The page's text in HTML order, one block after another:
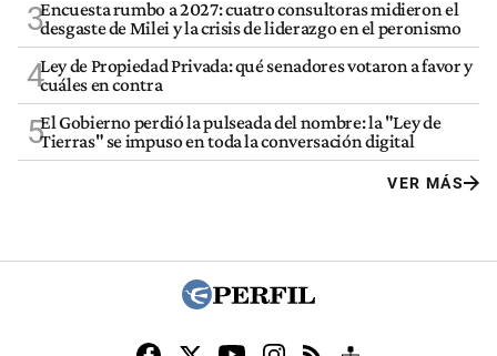
3Encuesta rumbo a 2027: cuatro consultoras midieron el
desgaste de Milei y la crisis de liderazgo en el peronismo
4Ley de Propiedad Privada: qué senadores votaron a favor y
cuáles en contra
5El Gobierno perdió la pulseada del nombre: la "Ley de
Tierras" se impuso en toda la conversación digital
VER MÁS